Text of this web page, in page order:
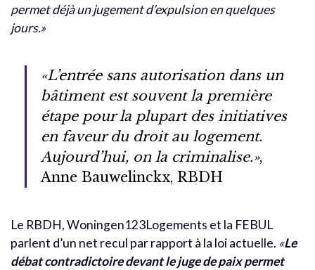
permet déjà un jugement d’expulsion en quelques
jours.»
«L’entrée sans autorisation dans un
bâtiment est souvent la première
étape pour la plupart des initiatives
en faveur du droit au logement.
Aujourd’hui, on la criminalise.»,
Anne Bauwelinckx, RBDH
Le RBDH, Woningen123Logements et la FEBUL
parlent d’un net recul par rapport à la loi actuelle. «Le
débat contradictoire devant le juge de paix permet